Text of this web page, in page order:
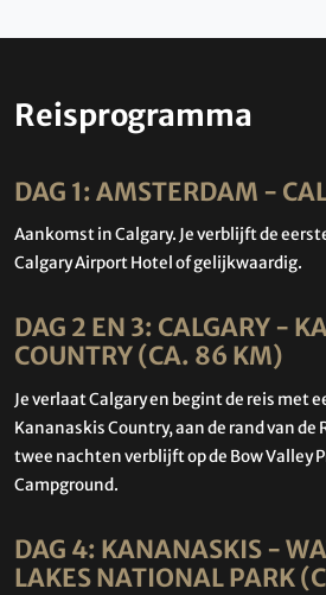
Reisprogramma
DAG 1: AMSTERDAM -
Aankomst in Calgary. Je verblijft de
Calgary Airport Hotel of gelijkwaardig.
DAG 2 EN 3: CALGARY -
COUNTRY (CA. 86 KM)
Je verlaat Calgary en begint de reis met
Kananaskis Country, aan de rand van de
twee nachten verblijft op de Bow Valley
Campground.
DAG 4: KANANASKIS -
LAKES NATIONAL PARK